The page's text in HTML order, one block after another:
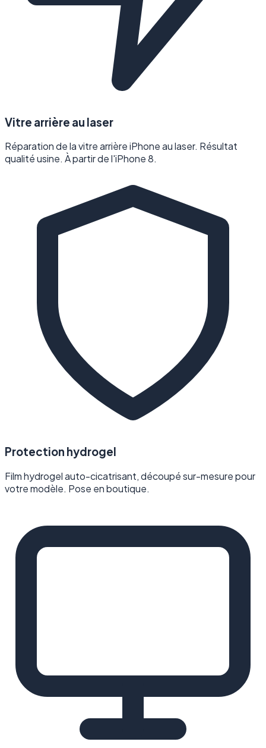
Vitre arrière au laser
Réparation de la vitre arrière iPhone au laser. Résultat
qualité usine. À partir de l'iPhone 8.
Protection hydrogel
Film hydrogel auto-cicatrisant, découpé sur-mesure pour
votre modèle. Pose en boutique.